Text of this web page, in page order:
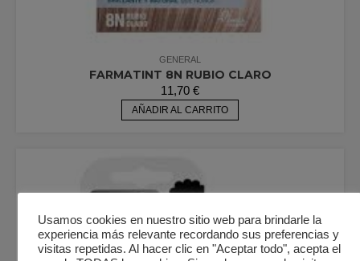
GENERAL
FARMATINT 8N RUBIO CLARO
11,70 €
AÑADIR AL CARRITO
Usamos cookies en nuestro sitio web para brindarle la
experiencia más relevante recordando sus preferencias y
visitas repetidas. Al hacer clic en "Aceptar todo", acepta el